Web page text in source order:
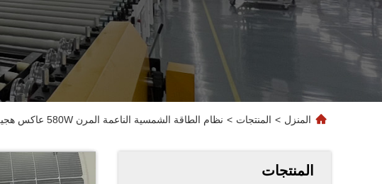
المنزل > المنتجات > نظام الطاقة الشمسية الناعمة المرن 580W عاكس هجين وحدة BIPV لوحة الطاقة الشمسية أقصى فولتاج تشغيل 44.19 فولت
المنتجات